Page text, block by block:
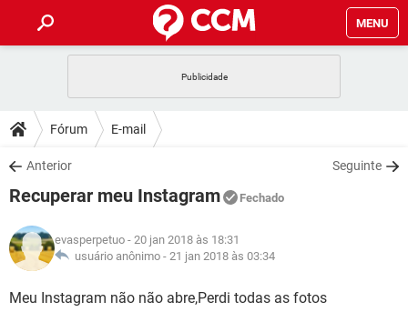
MENU
CELULAR
OUTLOOK
INSTAGRAM GMAIL
GUIA DE COMPRAS
DICAS
JOGOS
INSTAGRAM GMAIL
GUIA DE COMPRAS
DOWNLOADS
JOGOS WHATSAPP
CELULAR
OUTLOOK EXCEL
INSTAGRAM GMAIL
FÓRUM
JOGOS WHATSAPP
CELULAR
OUTLOOK EXCEL
GLOSSÁRIO
JOGOS WHATSAPP
Fórum E-mail
Anterior Seguinte
Recuperar meu Instagram Fechado
evasperpetuo - 20 jan 2018 às 18:31
usuário anônimo - 21 jan 2018 às 03:34
Meu Instagram não não abre,Perdi todas as fotos